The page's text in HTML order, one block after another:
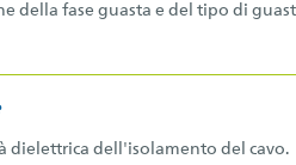
della fase guasta e del tipo di
dielettrica dell'isolamento del cavo.